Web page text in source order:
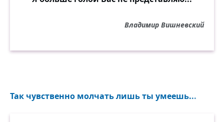
Владимир Вишневский
Так чувственно молчать лишь ты умеешь...